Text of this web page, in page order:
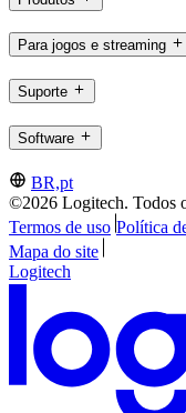
Para jogos e streaming
Suporte
Software
BR,pt
©2026 Logitech. Todos
Termos de uso Política
Mapa do site
Logitech